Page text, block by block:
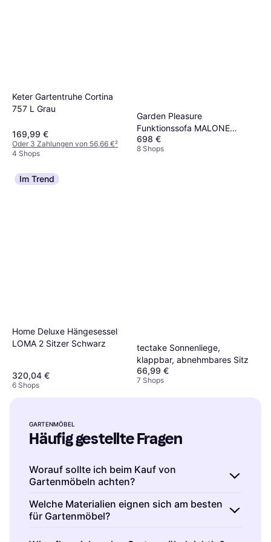
Keter Gartentruhe Cortina
757 L Grau
169,99 €
Oder 3 Zahlungen von 56,66 €²
4 Shops
Garden Pleasure
Funktionssofa MALONE
Kunststoffgeflecht/Stahlgestell
Modulsofa
698 €
8 Shops
Im Trend
Home Deluxe Hängesessel
LOMA 2 Sitzer Schwarz
320,04 €
6 Shops
tectake Sonnenliege,
klappbar, abnehmbares Sitz
66,99 €
7 Shops
GARTENMÖBEL
Häufig gestellte Fragen
Worauf sollte ich beim Kauf von
Gartenmöbeln achten?
Gartenmöbel sind Möbelstücke, die speziell
für den Einsatz im Freien entwickelt wurden.
Sie bieten Komfort und Stil für deinen
Welche Materialien eignen sich am besten
für Gartenmöbel?